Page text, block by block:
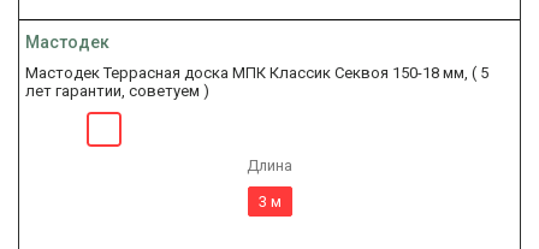
Мастодек
Мастодек Террасная доска МПК Классик Секвоя 150-18 мм, ( 5
лет гарантии, советуем )
Длина
3 м